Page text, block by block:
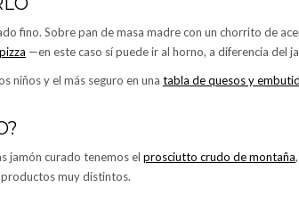
fino. Sobre pan de masa madre con un chorrito de
pizza —en este caso sí puede ir al horno, a diferencia del
niños y el más seguro en una tabla de quesos y
jamón curado tenemos el prosciutto crudo de montaña
muy distintos.